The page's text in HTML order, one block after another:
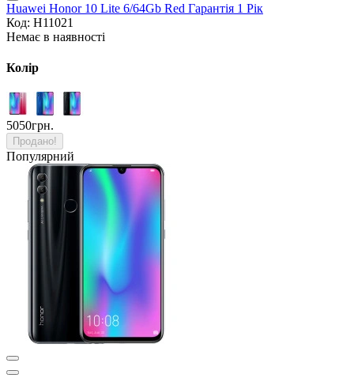
Huawei Honor 10 Lite 6/64Gb Red Гарантія 1 Рік
Код: H11021
Немає в наявності
Колір
5050грн.
Продано!
Популярний